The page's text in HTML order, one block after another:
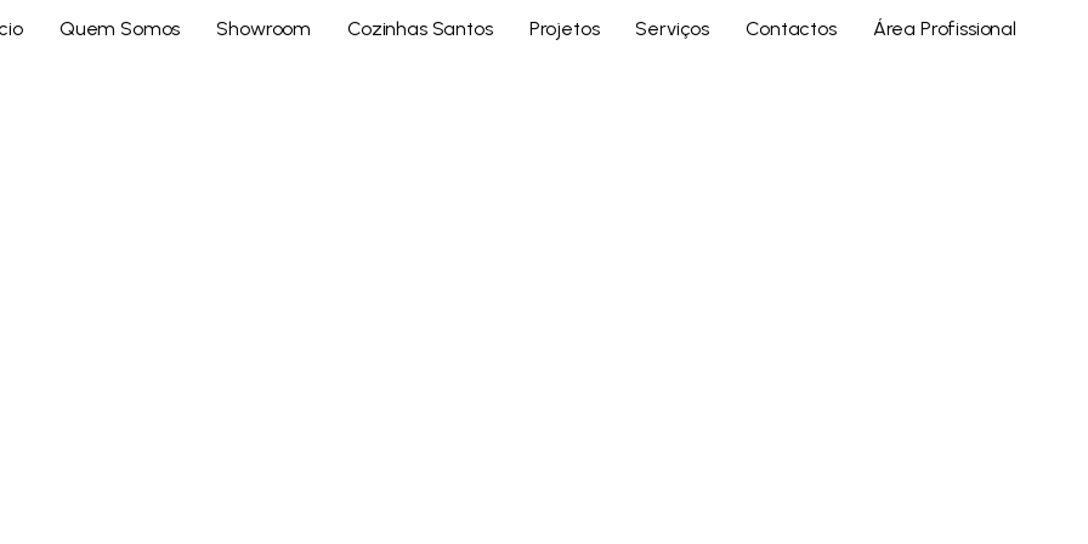
Quem Somos Showroom Cozinhas Santos Projetos Serviços Contactos Área Profissional